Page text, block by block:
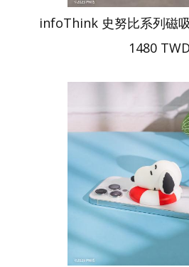
infoThink 史努比系列磁
1480 TWD